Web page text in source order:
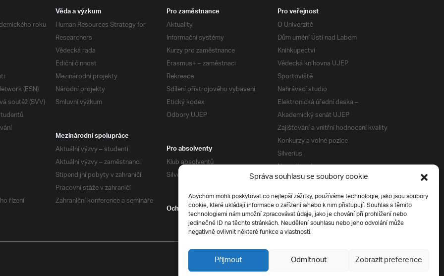
Správa souhlasu se soubory cookie
Abychom mohli poskytovat co nejlepší zážitky, používáme technologie, jako jsou soubory
cookie, které ukládají informace o zařízení a/nebo k nim přistupují. Souhlas s těmito
technologiemi nám umožní zpracovávat údaje, jako je chování při prohlížení nebo
jedinečné ID na těchto stránkách. Neudělení souhlasu nebo jeho odvolání může
negativně ovlivnit některé funkce a vlastnosti.
Přijmout Odmítnout Zobrazit preference
roku
(ESN)
soutěž (SVV)
Věda a výzkum
Human Resources Strategy for
Researchers
Vědecká rada
Ediční činnost
Mezinárodní projekty
Národní projekty
Smluvní výzkum
Pro zaměstnance
Aktuality
Informační systémy
Kurzy pro zaměstnance
Erasmus+ – zaměstnaci
Rekreace
Sdílení přístrojového vybavení
Etický kodex
Odbory UJEP
Pro veřejnost
O Univerzitě
Dům umění Ústí nad Labem
Knihkupectví
Vědecká knihovna UJEP
Sportoviště
Nahrávací studio
Elektronická úřední deska –
Akademický senát UJEP
Zajišťování a vnitřní hodnocení kvality
Konkurzy a volné pozice
Silverius
Napsali o nás
Tiskové zprávy
Mezinárodní spolupráce
Aktuální výzvy – studenti
Aktuální výzvy – zaměstnanci
Stipendijní pobyty v zahraničí
Pracovní stáže v zahraničí
Zahraniční konference a semináře
Pro absolventy
Klub absolventů
Silverius
řízení
Ochrana soukromí